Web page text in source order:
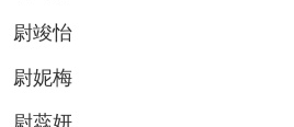
尉竣怡
尉妮梅
尉蕊妍